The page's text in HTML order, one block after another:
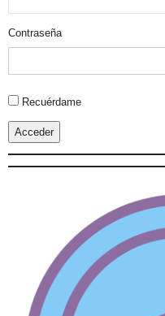
Contraseña
Alternative:
Recuérdame
Acceder